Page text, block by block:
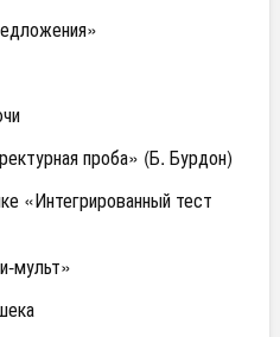
проба» (Б. Бурдон)
«Интегрированный тест
мульт»